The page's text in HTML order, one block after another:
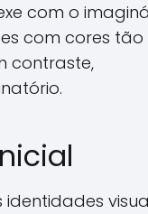
com o
com cores tão
contraste,